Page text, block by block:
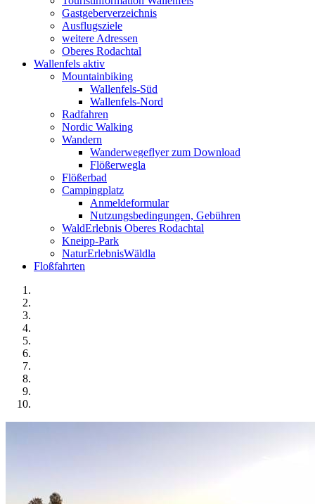
Gastgeberverzeichnis
Ausflugsziele
weitere Adressen
Oberes Rodachtal
Wallenfels aktiv
Mountainbiking
Wallenfels-Süd
Wallenfels-Nord
Radfahren
Nordic Walking
Wandern
Wanderwegeflyer zum Download
Flößerwegla
Flößerbad
Campingplatz
Anmeldeformular
Nutzungsbedingungen, Gebühren
WaldErlebnis Oberes Rodachtal
Kneipp-Park
NaturErlebnisWäldla
Floßfahrten